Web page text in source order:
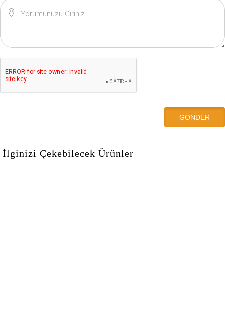
İlginizi Çekebilecek Ürünler